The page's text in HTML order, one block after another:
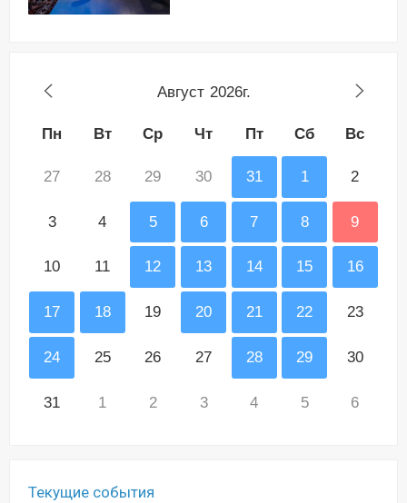
Август 2026г.
Пн Вт Ср Чт Пт Сб Вс
27 28 29 30 31 1 2
3 4 5 6 7 8 9
10 11 12 13 14 15 16
17 18 19 20 21 22 23
24 25 26 27 28 29 30
31 1 2 3 4 5 6
Текущие события